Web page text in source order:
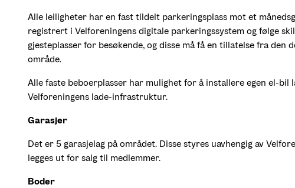
Alle leiligheter har en fast tildelt parkeringsplass mot et
registrert i Velforeningens digitale parkeringssystem og følge
gjesteplasser for besøkende, og disse må få en tillatelse fra den
område.
Alle faste beboerplasser har mulighet for å installere egen el-bil
Velforeningens lade-infrastruktur.
Garasjer
Det er 5 garasjelag på området. Disse styres uavhengig av
legges ut for salg til medlemmer.
Boder